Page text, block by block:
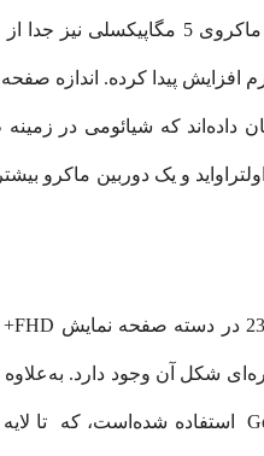
قبلی این شرکت نشان داده‌اند که
شکل آن وجود دارد. به‌علاوه